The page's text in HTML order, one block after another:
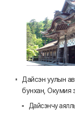
Дайсэн уулын
бунхан, Окумия
Дайсэнчу